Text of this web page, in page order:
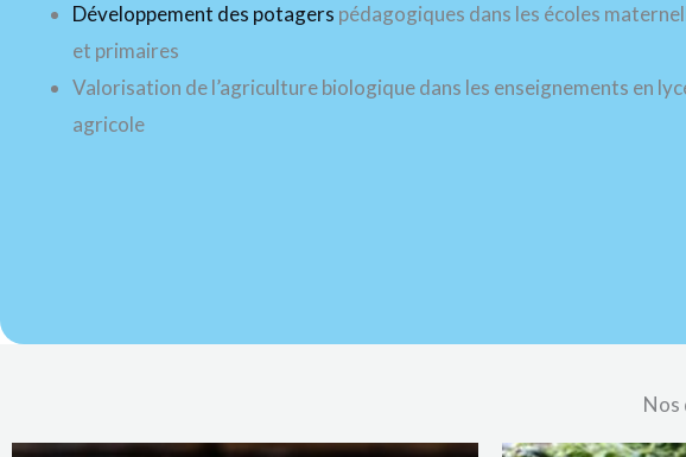
Développement des potagers pédagogiques dans les écoles
et primaires
Valorisation de l’agriculture biologique dans les enseignements en
agricole
Nos